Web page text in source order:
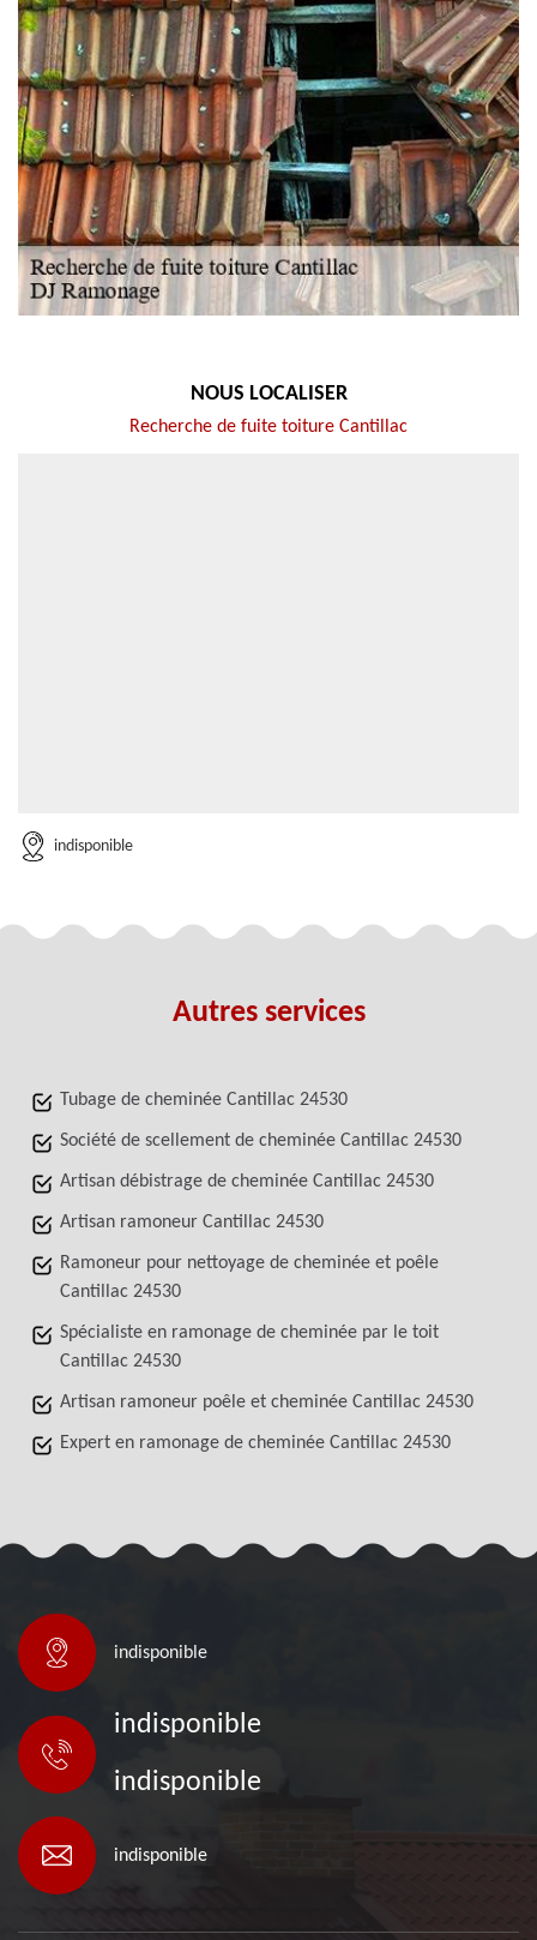
NOUS LOCALISER
Recherche de fuite toiture Cantillac
indisponible
Autres services
Tubage de cheminée Cantillac 24530
Société de scellement de cheminée Cantillac 24530
Artisan débistrage de cheminée Cantillac 24530
Artisan ramoneur Cantillac 24530
Ramoneur pour nettoyage de cheminée et poêle
Cantillac 24530
Spécialiste en ramonage de cheminée par le toit
Cantillac 24530
Artisan ramoneur poêle et cheminée Cantillac 24530
Expert en ramonage de cheminée Cantillac 24530
indisponible
indisponible
indisponible
indisponible